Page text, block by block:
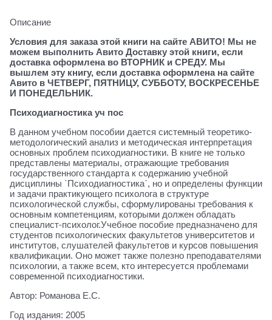
Описание
Условия для заказа этой книги на сайте АВИТО! Мы не
можем выполнить Авито Доставку этой книги, если
доставка оформлена во ВТОРНИК и СРЕДУ. Мы
вышлем эту книгу, если доставка оформлена на сайте
Авито в ЧЕТВЕРГ, ПЯТНИЦУ, СУББОТУ, ВОСКРЕСЕНЬЕ
И ПОНЕДЕЛЬНИК.
Психодиагностика уч пос
В данном учебном пособии дается системный теоретико-
методологический анализ и методическая интерпретация
основных проблем психодиагностики. В книге не только
представлены материалы, отражающие требования
государственного стандарта к содержанию учебной
дисциплины `Психодиагностика`, но и определены функции
и задачи практикующего психолога в структуре
психологической службы, сформулированы требования к
основным компетенциям, которыми должен обладать
специалист-психолог.Учебное пособие предназначено для
студентов психологических факультетов университетов и
институтов, слушателей факультетов и курсов повышения
квалификации. Оно может также полезно преподавателями
психологии, а также всем, кто интересуется проблемами
современной психодиагностики.
Автор: Романова Е.С.
Год издания: 2005